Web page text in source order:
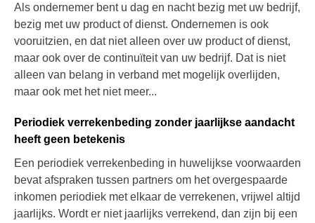
Als ondernemer bent u dag en nacht bezig met uw bedrijf,
bezig met uw product of dienst. Ondernemen is ook
vooruitzien, en dat niet alleen over uw product of dienst,
maar ook over de continuïteit van uw bedrijf. Dat is niet
alleen van belang in verband met mogelijk overlijden,
maar ook met het niet meer...
Periodiek verrekenbeding zonder jaarlijkse aandacht
heeft geen betekenis
Een periodiek verrekenbeding in huwelijkse voorwaarden
bevat afspraken tussen partners om het overgespaarde
inkomen periodiek met elkaar de verrekenen, vrijwel altijd
jaarlijks. Wordt er niet jaarlijks verrekend, dan zijn bij een